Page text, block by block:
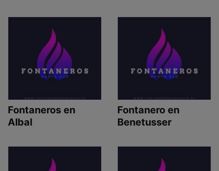
Fontaneros en
Albal
Fontanero en
Benetusser